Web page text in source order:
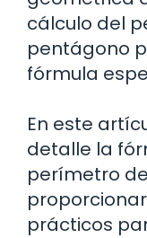
cálculo del
pentágono
fórmula
En este
detalle la
perímetro
prácticos